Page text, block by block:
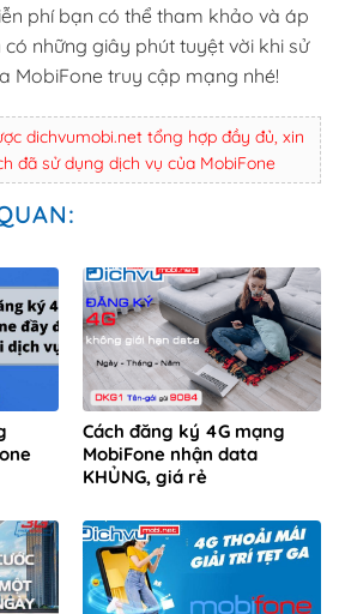
phí bạn có thể tham khảo và áp
những giây phút tuyệt vời khi sử
MobiFone truy cập mạng nhé!
dichvumobi.net tổng hợp đầy đủ, xin
đã sử dụng dịch vụ của MobiFone
Cách đăng ký 4G mạng
MobiFone nhận data
KHỦNG, giá rẻ